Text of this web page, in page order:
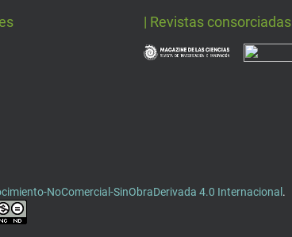
| Revistas consorciadas
NoComercial-SinObraDerivada 4.0 Internacional .